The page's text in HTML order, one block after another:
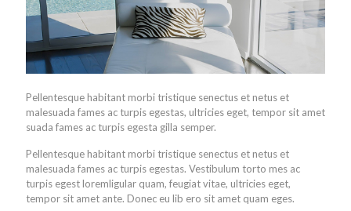
Pellentesque habitant morbi tristique senectus et netus et
malesuada fames ac turpis egestas, ultricies eget, tempor sit amet
suada fames ac turpis egesta gilla semper.
Pellentesque habitant morbi tristique senectus et netus et
malesuada fames ac turpis egestas. Vestibulum torto mes ac
turpis egest loremligular quam, feugiat vitae, ultricies eget,
tempor sit amet ante. Donec eu lib ero sit amet quam eges.